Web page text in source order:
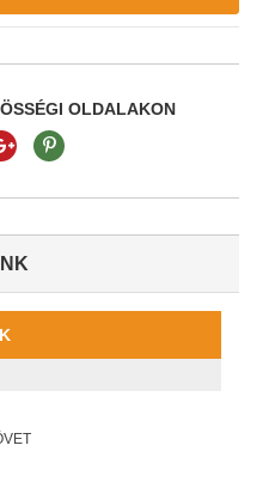
OLDALAKON